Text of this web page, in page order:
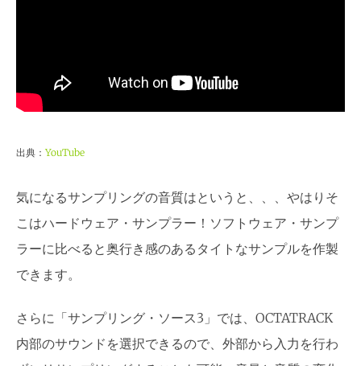
出典： YouTube
気になるサンプリングの音質はというと、、、やはりそ
こはハードウェア・サンプラー！ソフトウェア・サンプ
ラーに比べると奥行き感のあるタイトなサンプルを作製
できます。
さらに「サンプリング・ソース3」では、OCTATRACK
内部のサウンドを選択できるので、外部から入力を行わ